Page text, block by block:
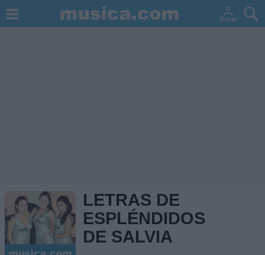
LETRAS DE
ESPLÉNDIDOS
DE SALVIA